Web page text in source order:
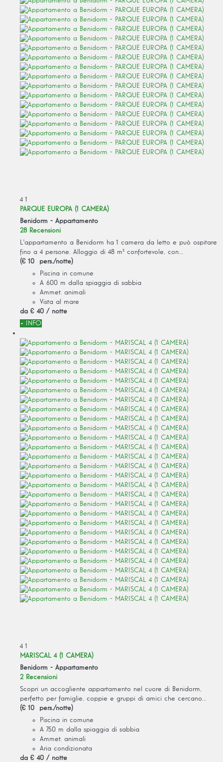
4 1
PARQUE EUROPA (1 CAMERA)
Benidorm - Appartamento
28 Recensioni
L'appartamento a Benidorm ha 1 camera da letto e può ospitare
fino a 4 persone. Alloggio di 48 m² confortevole, con...
(€ 10 pers./notte)
Piscina in comune
A 600 m dalla spiaggia di sabbia
Ammet. animali
Vista al mare
da € 40 / notte
+ INFO
4 1
MARISCAL 4 (1 CAMERA)
Benidorm - Appartamento
2 Recensioni
Scopri un accogliente appartamento nel cuore di Benidorm,
perfetto per famiglie, coppie e gruppi di amici che cercano...
(€ 10 pers./notte)
Piscina in comune
A 750 m dalla spiaggia di sabbia
Ammet. animali
Aria condizionata
da € 40 / notte